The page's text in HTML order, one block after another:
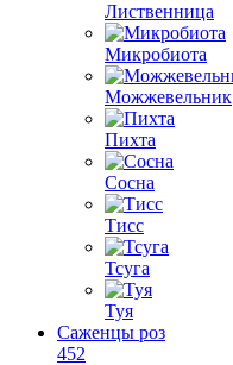
Лиственница
Микробиота
Можжевельник
Пихта
Сосна
Тисс
Тсуга
Туя
Саженцы роз
452